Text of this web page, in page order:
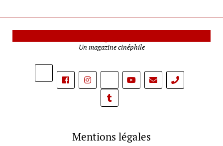
Un magazine cinéphile
phone
Mentions légales